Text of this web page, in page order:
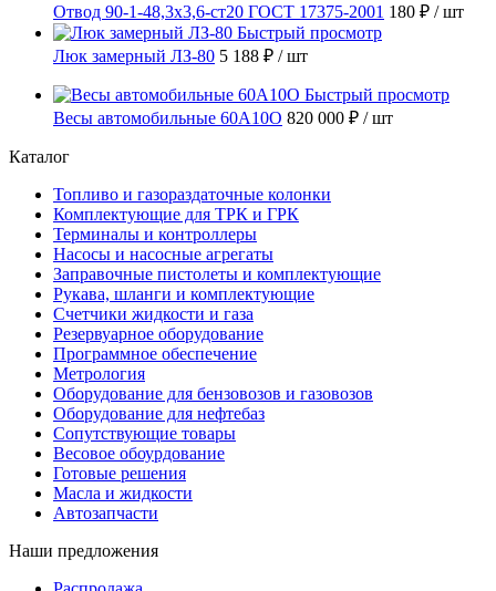
Отвод 90-1-48,3х3,6-ст20 ГОСТ 17375-2001 180 ₽ / шт
Быстрый просмотр
Люк замерный ЛЗ-80 5 188 ₽ / шт
Быстрый просмотр
Весы автомобильные 60А10О 820 000 ₽ / шт
Каталог
Топливо и газораздаточные колонки
Комплектующие для ТРК и ГРК
Терминалы и контроллеры
Насосы и насосные агрегаты
Заправочные пистолеты и комплектующие
Рукава, шланги и комплектующие
Счетчики жидкости и газа
Резервуарное оборудование
Программное обеспечение
Метрология
Оборудование для бензовозов и газовозов
Оборудование для нефтебаз
Сопутствующие товары
Весовое обоурдование
Готовые решения
Масла и жидкости
Автозапчасти
Наши предложения